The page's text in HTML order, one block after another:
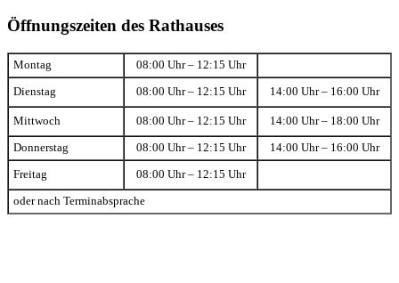
Öffnungszeiten des Rathauses
Montag 08:00 Uhr – 12:15 Uhr
Dienstag 08:00 Uhr – 12:15 Uhr 14:00 Uhr – 16:00 Uhr
Mittwoch 08:00 Uhr – 12:15 Uhr 14:00 Uhr – 18:00 Uhr
Donnerstag 08:00 Uhr – 12:15 Uhr 14:00 Uhr – 16:00 Uhr
Freitag 08:00 Uhr – 12:15 Uhr
oder nach Terminabsprache